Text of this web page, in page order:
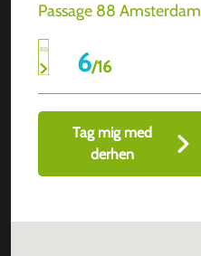
Passage 88 Amsterdam
6/16
Tag mig med
derhen